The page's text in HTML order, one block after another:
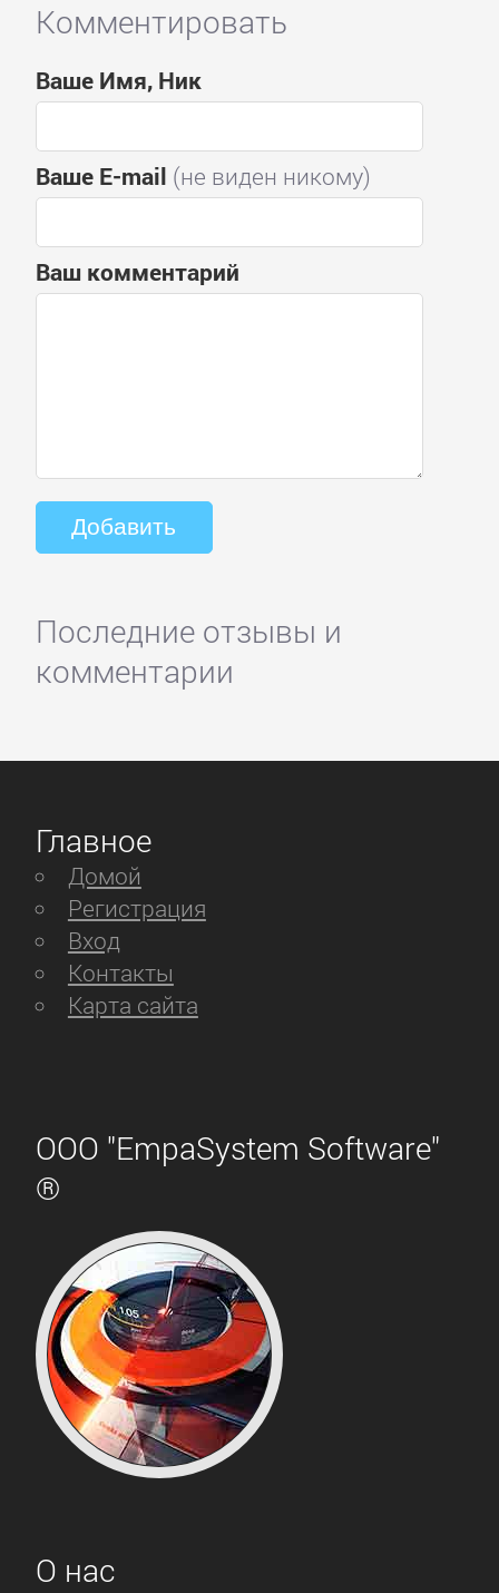
Комментировать
Ваше Имя, Ник
Ваше E-mail (не виден никому)
Ваш комментарий
Последние отзывы и
комментарии
Главное
Домой
Регистрация
Вход
Контакты
Карта сайта
ООО "EmpaSystem Software"
®
О нас